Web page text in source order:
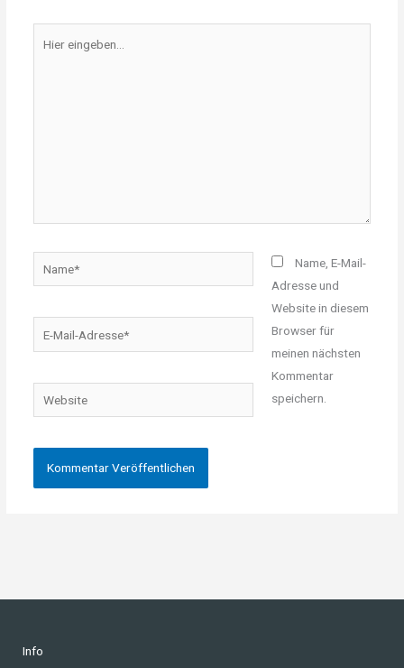
eingeben…
Mail-
Website
Name, E-Mail-
Adresse und
Website in diesem
Browser für
meinen nächsten
Kommentar
speichern.
Info